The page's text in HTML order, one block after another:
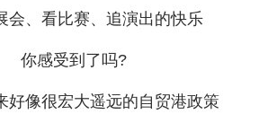
、看比赛、追演出的快乐
感受到了吗?
像很宏大遥远的自贸港政策